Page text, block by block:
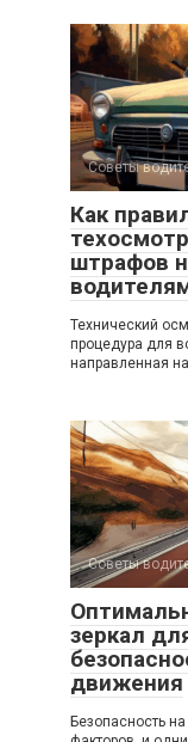
Советы
Как
штрафов
Технический
процедура для
направленная
Советы
зеркал
движения
Безопасность